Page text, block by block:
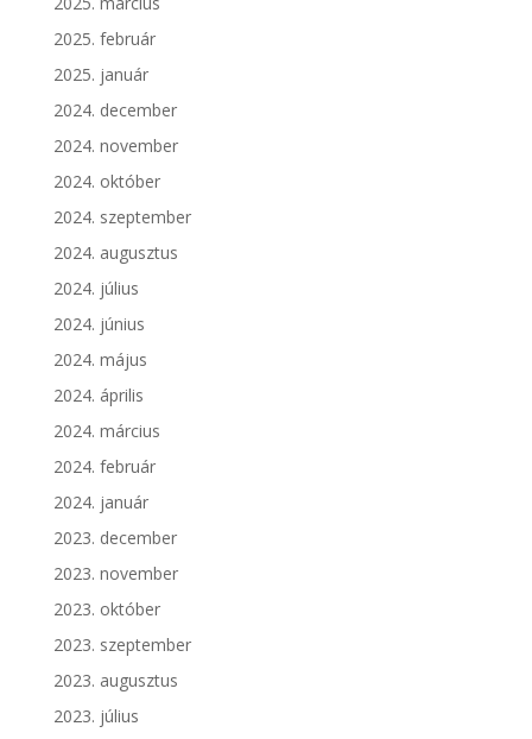
2025. február
2025. január
2024. december
2024. november
2024. október
2024. szeptember
2024. augusztus
2024. július
2024. június
2024. május
2024. április
2024. március
2024. február
2024. január
2023. december
2023. november
2023. október
2023. szeptember
2023. augusztus
2023. július